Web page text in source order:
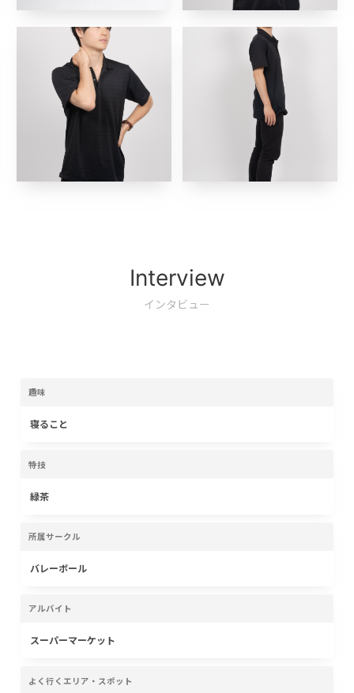
Interview
インタビュー
趣味
寝ること
特技
緑茶
所属サークル
バレーボール
アルバイト
スーパーマーケット
よく行くエリア・スポット